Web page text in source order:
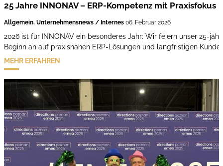
25 Jahre INNONAV – ERP-Kompetenz mit Praxisfokus
Allgemein, Unternehmensnews / Internes 06. Februar 2026
2026 ist für INNONAV ein besonderes Jahr: Wir feiern unser 25-
Beginn an auf praxisnahen ERP-Lösungen und langfristigen
MEHR ERFAHREN